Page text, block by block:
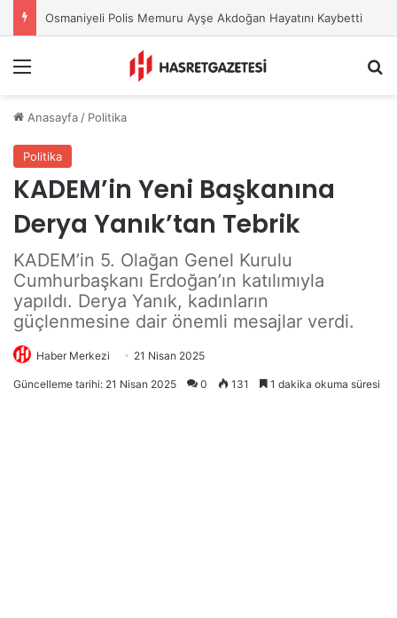
Osmaniye Belediyesi’nden Sahte Aramalara Kritik Uyarı
Anasayfa / Politika
Politika
KADEM’in Yeni Başkanına
Derya Yanık’tan Tebrik
KADEM’in 5. Olağan Genel Kurulu
Cumhurbaşkanı Erdoğan’ın katılımıyla
yapıldı. Derya Yanık, kadınların
güçlenmesine dair önemli mesajlar verdi.
Haber Merkezi 21 Nisan 2025
Güncelleme tarihi: 21 Nisan 2025 0 131 1 dakika okuma süresi